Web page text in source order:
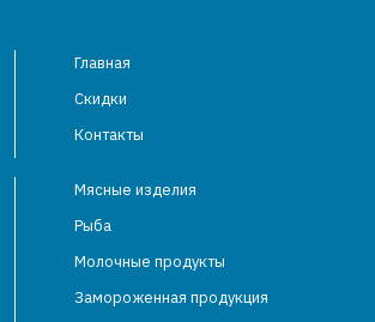
Главная
Скидки
Контакты
Мясные изделия
Рыба
Молочные продукты
Замороженная продукция